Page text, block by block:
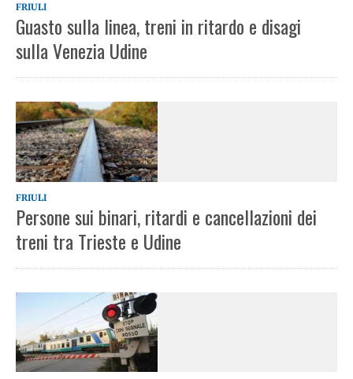
FRIULI
Guasto sulla linea, treni in ritardo e disagi
sulla Venezia Udine
FRIULI
Persone sui binari, ritardi e cancellazioni dei
treni tra Trieste e Udine